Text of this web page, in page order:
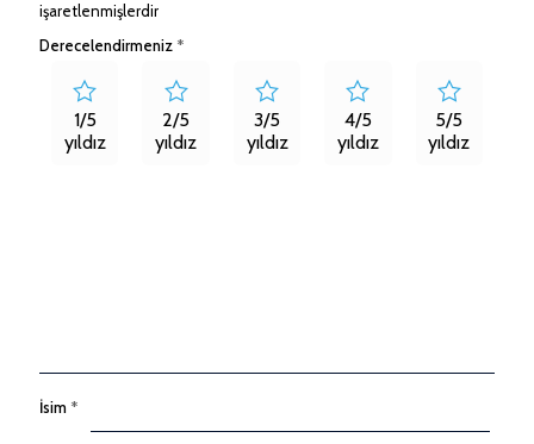
işaretlenmişlerdir
Derecelendirmeniz *
1/5
yıldız
2/5
yıldız
3/5
yıldız
4/5
yıldız
5/5
yıldız
İsim *